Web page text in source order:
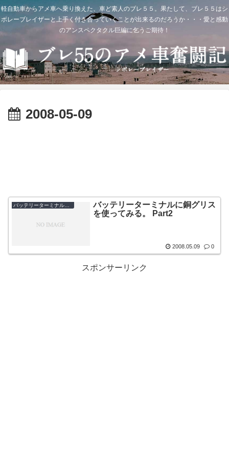
軽自動車からアメ車へ乗り換えた、車ど素人のブレ５５。果たして、ブレ５５はシ
ボレーブレイザーと上手く付き合っていくことが出来るのだろうか・・・愛と感動
のアンスペクタクル巨編に乞うご期待！
2008-05-09
バッテリーターミナルの清掃
バッテリーターミナルに銅グリス
を使ってみる。 Part2
2008.05.09 0
スポンサーリンク